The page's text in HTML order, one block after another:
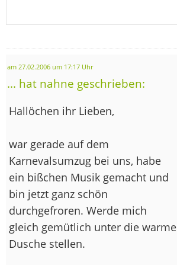
am 27.02.2006 um 17:17 Uhr
... hat nahne geschrieben:
Hallöchen ihr Lieben,
war gerade auf dem
Karnevalsumzug bei uns, habe
ein bißchen Musik gemacht und
bin jetzt ganz schön
durchgefroren. Werde mich
gleich gemütlich unter die warme
Dusche stellen.